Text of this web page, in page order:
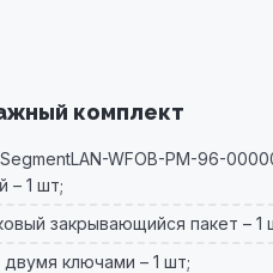
комплект
WFOB-PM-96-
– 1 шт;
закрывающийся пакет – 1
двумя ключами – 1 шт;